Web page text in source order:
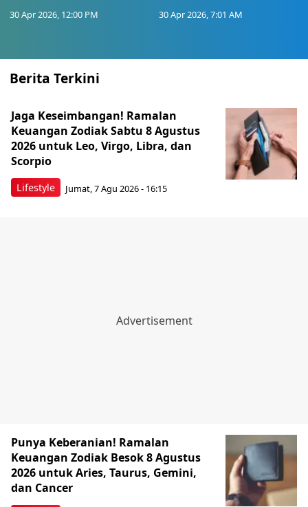
30 Apr 2026, 12:00 PM 30 Apr 2026, 7:01 AM
Berita Terkini
Lifestyle
Jaga Keseimbangan! Ramalan
Keuangan Zodiak Sabtu 8 Agustus
2026 untuk Leo, Virgo, Libra, dan
Scorpio
Jumat, 7 Agu 2026 - 16:15
Punya Keberanian! Ramalan
Keuangan Zodiak Besok 8 Agustus
2026 untuk Aries, Taurus, Gemini,
dan Cancer